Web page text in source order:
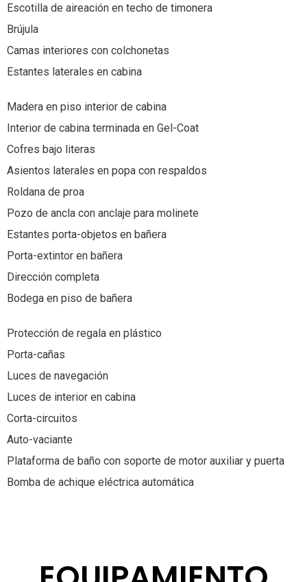
Escotilla de aireación en techo de timonera
Brújula
Camas interiores con colchonetas
Estantes laterales en cabina
Madera en piso interior de cabina
Interior de cabina terminada en Gel-Coat
Cofres bajo literas
Asientos laterales en popa con respaldos
Roldana de proa
Pozo de ancla con anclaje para molinete
Estantes porta-objetos en bañera
Porta-extintor en bañera
Dirección completa
Bodega en piso de bañera
Protección de regala en plástico
Porta-cañas
Luces de navegación
Luces de interior en cabina
Corta-circuitos
Auto-vaciante
Plataforma de baño con soporte de motor auxiliar y puerta
Bomba de achique eléctrica automática